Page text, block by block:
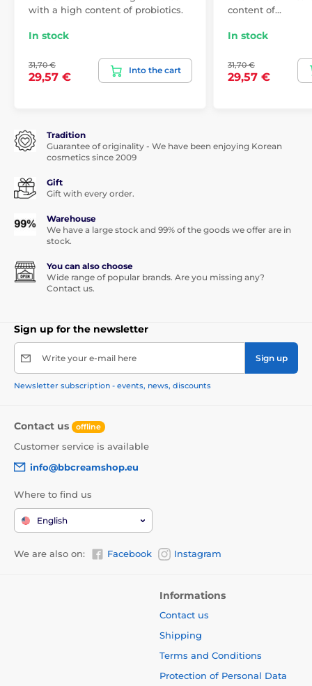
with a high content of probiotics.
In stock
31,70 €
29,57 €
Into the cart
content of…
In stock
31,70 €
29,57 €
Tradition
Guarantee of originality - We have been enjoying Korean
cosmetics since 2009
Gift
Gift with every order.
Warehouse
We have a large stock and 99% of the goods we offer are in
stock.
You can also choose
Wide range of popular brands. Are you missing any?
Contact us.
Sign up for the newsletter
Write your e-mail here Sign up
Newsletter subscription - events, news, discounts
Contact us offline
Customer service is available
info@bbcreamshop.eu
Where to find us
English
We are also on: Facebook Instagram
Informations
Contact us
Shipping
Terms and Conditions
Protection of Personal Data